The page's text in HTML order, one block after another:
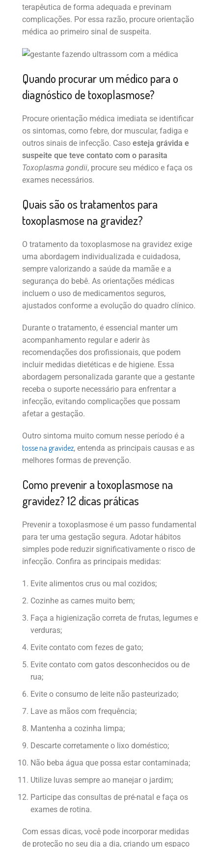
terapêutica de forma adequada e previnam
complicações. Por essa razão, procure orientação
médica ao primeiro sinal de suspeita.
Quando procurar um médico para o
diagnóstico de toxoplasmose?
Procure orientação médica imediata se identificar
os sintomas, como febre, dor muscular, fadiga e
outros sinais de infecção. Caso esteja grávida e
suspeite que teve contato com o parasita
Toxoplasma gondii, procure seu médico e faça os
exames necessários.
Quais são os tratamentos para
toxoplasmose na gravidez?
O tratamento da toxoplasmose na gravidez exige
uma abordagem individualizada e cuidadosa,
sempre valorizando a saúde da mamãe e a
segurança do bebê. As orientações médicas
incluem o uso de medicamentos seguros,
ajustados conforme a evolução do quadro clínico.
Durante o tratamento, é essencial manter um
acompanhamento regular e aderir às
recomendações dos profissionais, que podem
incluir medidas dietéticas e de higiene. Essa
abordagem personalizada garante que a gestante
receba o suporte necessário para enfrentar a
infecção, evitando complicações que possam
afetar a gestação.
Outro sintoma muito comum nesse período é a
tosse na gravidez, entenda as principais causas e as
melhores formas de prevenção.
Como prevenir a toxoplasmose na
gravidez? 12 dicas práticas
Prevenir a toxoplasmose é um passo fundamental
para ter uma gestação segura. Adotar hábitos
simples pode reduzir significativamente o risco de
infecção. Confira as principais medidas:
Evite alimentos crus ou mal cozidos;
Cozinhe as carnes muito bem;
Faça a higienização correta de frutas, legumes e
verduras;
Evite contato com fezes de gato;
Evite contato com gatos desconhecidos ou de
rua;
Evite o consumo de leite não pasteurizado;
Lave as mãos com frequência;
Mantenha a cozinha limpa;
Descarte corretamente o lixo doméstico;
Não beba água que possa estar contaminada;
Utilize luvas sempre ao manejar o jardim;
Participe das consultas de pré-natal e faça os
exames de rotina.
Com essas dicas, você pode incorporar medidas
de proteção no seu dia a dia, criando um espaço